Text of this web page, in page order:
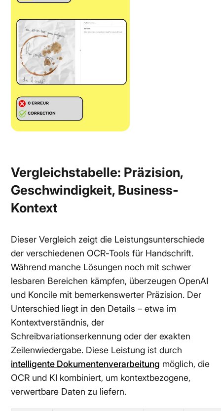
Vergleichstabelle: Präzision,
Geschwindigkeit, Business-
Kontext
Dieser Vergleich zeigt die Leistungsunterschiede
der verschiedenen OCR-Tools für Handschrift.
Während manche Lösungen noch mit schwer
lesbaren Bereichen kämpfen, überzeugen OpenAI
und Koncile mit bemerkenswerter Präzision. Der
Unterschied liegt in den Details – etwa im
Kontextverständnis, der
Schreibvariationserkennung oder der exakten
Zeilenwiedergabe. Diese Leistung ist durch
intelligente Dokumentenverarbeitung möglich, die
OCR und KI kombiniert, um kontextbezogene,
verwertbare Daten zu liefern.